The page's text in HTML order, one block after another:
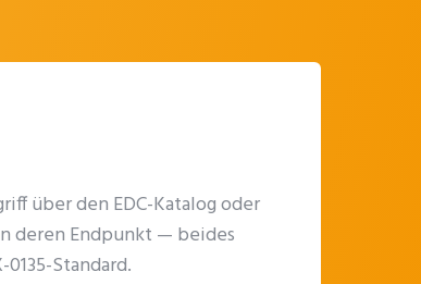
über den EDC-Katalog oder
deren Endpunkt — beides
Standard.